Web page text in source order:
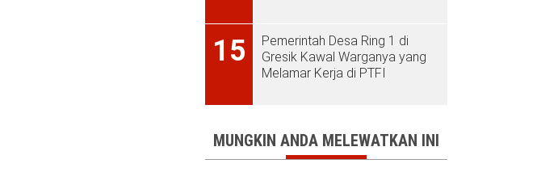
15
Pemerintah Desa Ring 1 di
Gresik Kawal Warganya yang
Melamar Kerja di PTFI
MUNGKIN ANDA MELEWATKAN INI